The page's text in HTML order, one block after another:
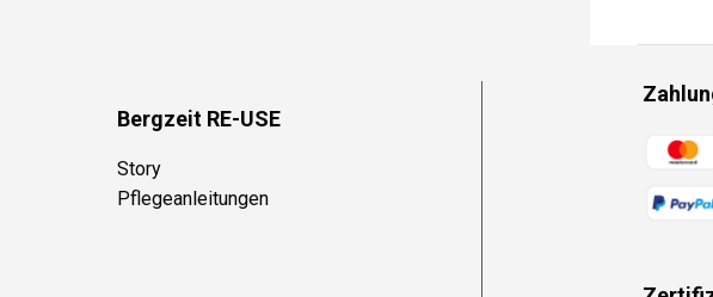
Bergzeit RE-USE
Story
Pflegeanleitungen